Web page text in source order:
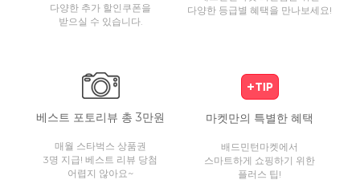
다양한 추가 할인쿠폰을
받으실 수 있습니다.
다양한 등급별 혜택을 만나보세요!
베스트 포토리뷰 총 3만원
매월 스타벅스 상품권
3명 지급! 베스트 리뷰 당첨
어렵지 않아요~
마켓만의 특별한 혜택
배드민턴마켓에서
스마트하게 쇼핑하기 위한
플러스 팁!